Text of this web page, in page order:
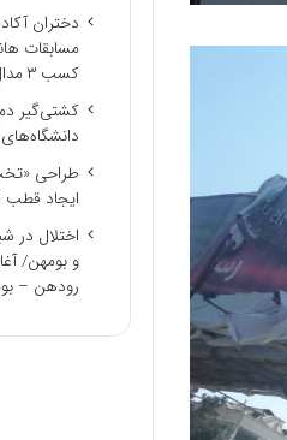
دختران
مسابقات
کسب ۳ مدال رنگارنگ شدند
کشتی‌گیر
طراحی
ایجاد قطب فرهنگی
اختلال در
و بومهن/
رودهن –